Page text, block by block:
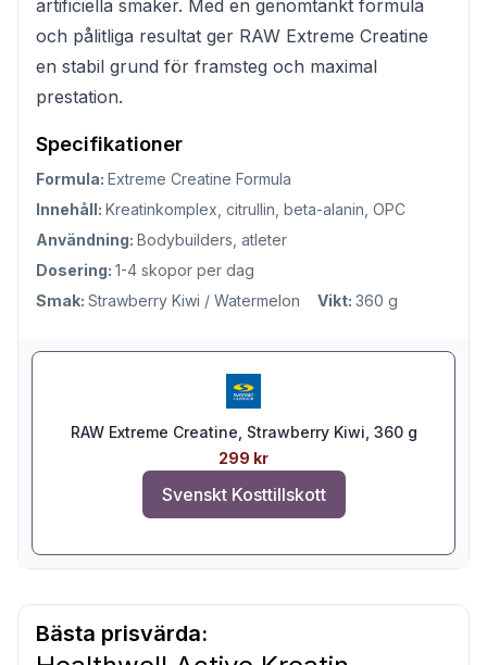
artificiella smaker. Med en genomtänkt formula
och pålitliga resultat ger RAW Extreme Creatine
en stabil grund för framsteg och maximal
prestation.
Specifikationer
Formula: Extreme Creatine Formula
Innehåll: Kreatinkomplex, citrullin, beta-alanin, OPC
Användning: Bodybuilders, atleter
Dosering: 1-4 skopor per dag
Smak: Strawberry Kiwi / Watermelon Vikt: 360 g
RAW Extreme Creatine, Strawberry Kiwi, 360 g
299 kr
Svenskt Kosttillskott
Bästa prisvärda: